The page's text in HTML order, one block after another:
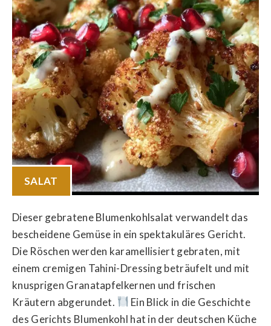
SALAT
Dieser gebratene Blumenkohlsalat verwandelt das
bescheidene Gemüse in ein spektakuläres Gericht.
Die Röschen werden karamellisiert gebraten, mit
einem cremigen Tahini-Dressing beträufelt und mit
knusprigen Granatapfelkernen und frischen
Kräutern abgerundet.
Ein Blick in die Geschichte
des Gerichts Blumenkohl hat in der deutschen Küche